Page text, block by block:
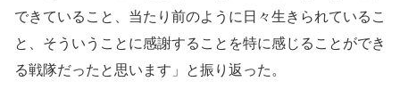
できていること、当たり前のように日々生きられているこ
と、そういうことに感謝することを特に感じることができ
る戦隊だったと思います」と振り返った。